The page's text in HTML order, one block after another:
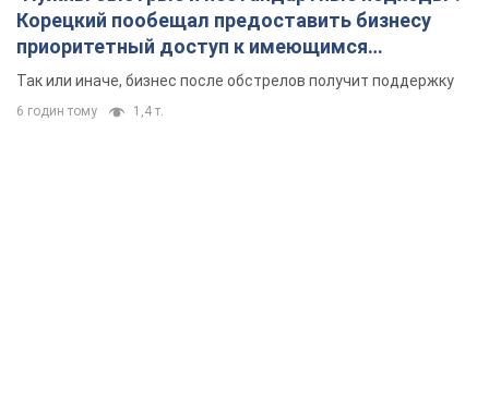
Корецкий пообещал предоставить бизнесу
приоритетный доступ к имеющимся
складским помещениям
Так или иначе, бизнес после обстрелов получит поддержку
6 годин тому 1,4 т.